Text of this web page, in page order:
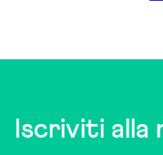
Iscriviti alla